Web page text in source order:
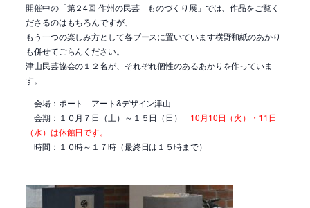
開催中の「第２4回 作州の民芸 ものづくり展」では、作品をご覧く
ださるのはもちろんですが、
もう一つの楽しみ方として各ブースに置いています横野和紙のあかり
も併せてごらんください。
津山民芸協会の１２名が、それぞれ個性のあるあかりを作っていま
す。
会場：ポート アート&デザイン津山
会期：１０月７日（土）～１５日（日） 10月10日（火）・11日
（水）は休館日です。
時間：１０時～１７時（最終日は１５時まで）